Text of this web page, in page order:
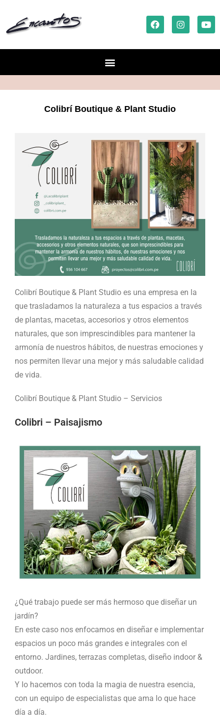
Colibrí Boutique & Plant Studio
Colibrí Boutique & Plant Studio es una empresa en la
que trasladamos la naturaleza a tus espacios a través
de plantas, macetas, accesorios y otros elementos
naturales, que son imprescindibles para mantener la
armonía de nuestros hábitos, de nuestras emociones y
nos permiten llevar una mejor y más saludable calidad
de vida.
Colibrí Boutique & Plant Studio – Servicios
Colibri – Paisajismo
¿Qué trabajo puede ser más hermoso que diseñar un
jardín?
​En este caso nos enfocamos en diseñar e implementar
espacios ​un poco más grandes ​e integrales con el
entorno. Jardines, terrazas completas, diseño indoor &
outdoor.
​Y lo hacemos con toda la magia de nuestra esencia,
con un equipo de especialistas que ama lo que hace
día a día.